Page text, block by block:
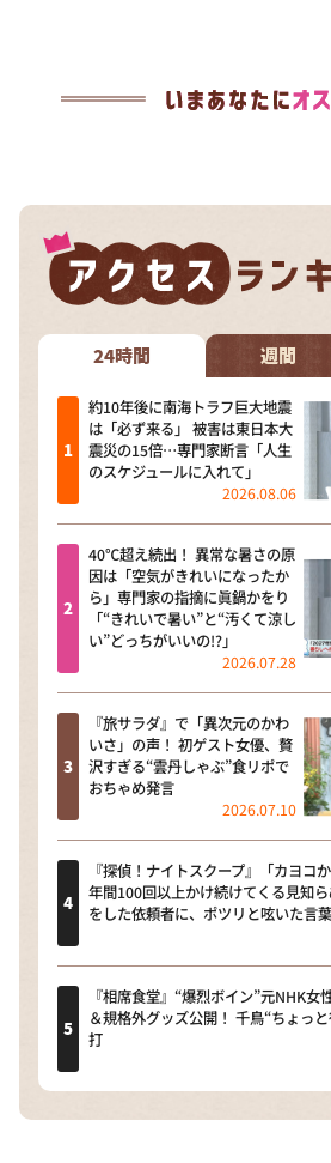
24時間 週間
約10年後に南海トラフ巨大地震
は「必ず来る」 被害は東日本大
震災の15倍…専門家断言「人生
のスケジュールに入れて」
2026.08.06
40℃超え続出！ 異常な暑さの原
因は「空気がきれいになったか
ら」専門家の指摘に眞鍋かをり
「“きれいで暑い”と“汚くて涼し
い”どっちがいいの!?」
2026.07.28
『旅サラダ』で「異次元のかわ
いさ」の声！ 初ゲスト女優、贅
沢すぎる“雲丹しゃぶ”食リポで
おちゃめ発言
2026.07.10
『探偵！ナイトスクープ』「カヨコ
年間100回以上かけ続けてくる見知
をした依頼者に、ポツリと呟いた言
『相席食堂』“爆烈ボイン”元NHK女
＆規格外グッズ公開！ 千鳥“ちょっ
打